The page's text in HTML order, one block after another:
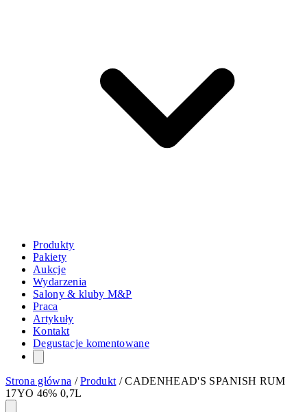
Produkty
Pakiety
Aukcje
Wydarzenia
Salony & kluby M&P
Praca
Artykuły
Kontakt
Degustacje komentowane
Strona główna /Produkt /CADENHEAD'S SPANISH RUM
17YO 46% 0,7L